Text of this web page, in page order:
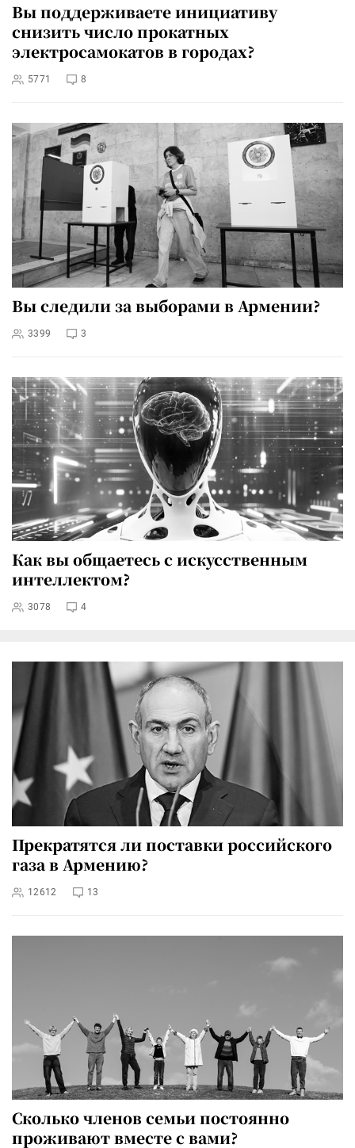
Вы поддерживаете инициативу
снизить число прокатных
электросамокатов в городах?
5771 8
Вы следили за выборами в Армении?
3399 3
Как вы общаетесь с искусственным
интеллектом?
3078 4
Прекратятся ли поставки российского
газа в Армению?
12612 13
Сколько членов семьи постоянно
проживают вместе с вами?